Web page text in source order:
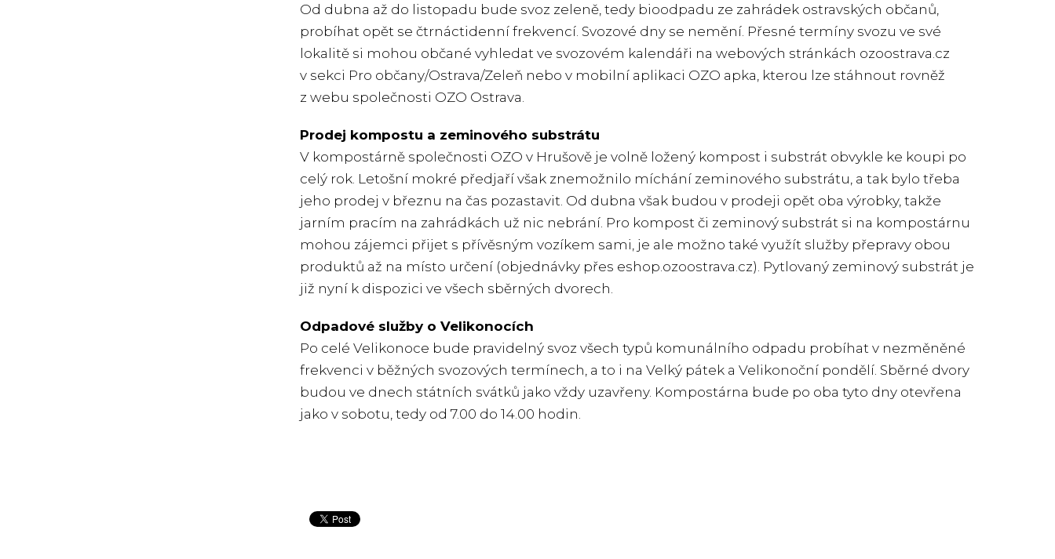
Od dubna až do listopadu bude svoz zeleně, tedy bioodpadu ze zahrádek ostravských občanů,
probíhat opět se čtrnáctidenní frekvencí. Svozové dny se nemění. Přesné termíny svozu ve své
lokalitě si mohou občané vyhledat ve svozovém kalendáři na webových stránkách ozoostrava.cz
v sekci Pro občany/Ostrava/Zeleň nebo v mobilní aplikaci OZO apka, kterou lze stáhnout rovněž
z webu společnosti OZO Ostrava.
Prodej kompostu a zeminového substrátu
V kompostárně společnosti OZO v Hrušově je volně ložený kompost i substrát obvykle ke koupi po
celý rok. Letošní mokré předjaří však znemožnilo míchání zeminového substrátu, a tak bylo třeba
jeho prodej v březnu na čas pozastavit. Od dubna však budou v prodeji opět oba výrobky, takže
jarním pracím na zahrádkách už nic nebrání. Pro kompost či zeminový substrát si na kompostárnu
mohou zájemci přijet s přívěsným vozíkem sami, je ale možno také využít služby přepravy obou
produktů až na místo určení (objednávky přes eshop.ozoostrava.cz). Pytlovaný zeminový substrát je
již nyní k dispozici ve všech sběrných dvorech.
Odpadové služby o Velikonocích
Po celé Velikonoce bude pravidelný svoz všech typů komunálního odpadu probíhat v nezměněné
frekvenci v běžných svozových termínech, a to i na Velký pátek a Velikonoční pondělí. Sběrné dvory
budou ve dnech státních svátků jako vždy uzavřeny. Kompostárna bude po oba tyto dny otevřena
jako v sobotu, tedy od 7.00 do 14.00 hodin.